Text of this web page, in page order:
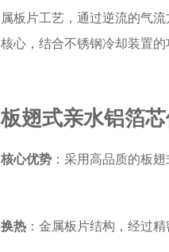
属板片工艺，通过逆流的气
核心，结合不锈钢冷却装置的
板翅式亲水铝箔
核心优势 ：采用高品质的板
换热 ：金属板片结构，经过